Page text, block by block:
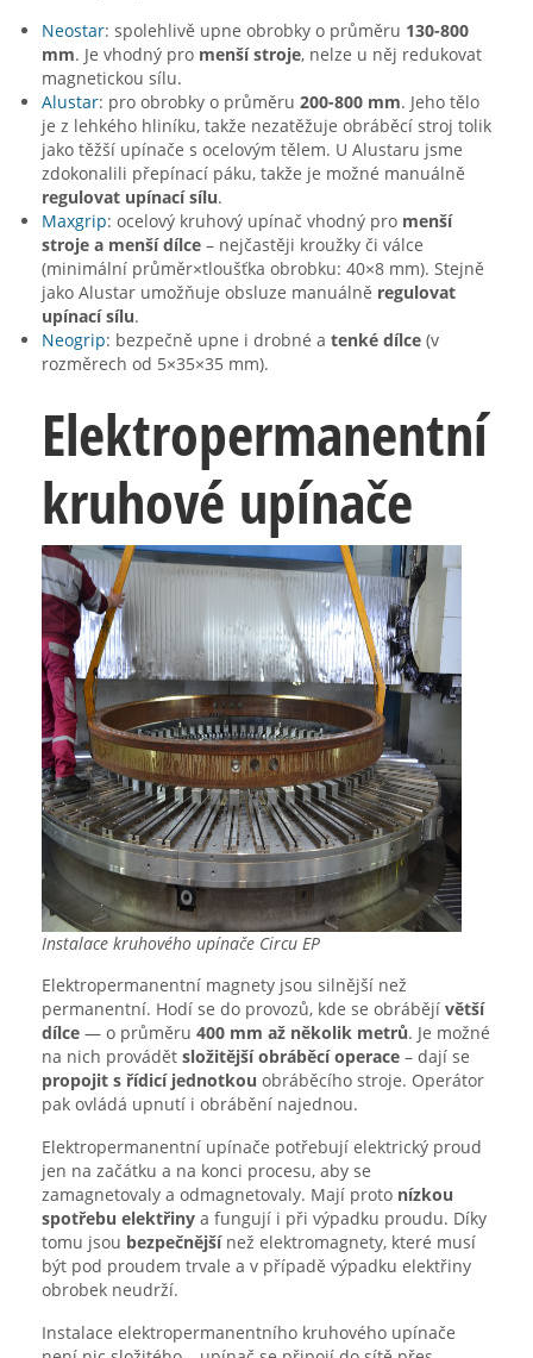
Neostar: spolehlivě upne obrobky o průměru 130-800
mm. Je vhodný pro menší stroje, nelze u něj redukovat
magnetickou sílu.
Alustar: pro obrobky o průměru 200-800 mm. Jeho tělo
je z lehkého hliníku, takže nezatěžuje obráběcí stroj tolik
jako těžší upínače s ocelovým tělem. U Alustaru jsme
zdokonalili přepínací páku, takže je možné manuálně
regulovat upínací sílu.
Maxgrip: ocelový kruhový upínač vhodný pro menší
stroje a menší dílce – nejčastěji kroužky či válce
(minimální průměr×tloušťka obrobku: 40×8 mm). Stejně
jako Alustar umožňuje obsluze manuálně regulovat
upínací sílu.
Neogrip: bezpečně upne i drobné a tenké dílce (v
rozměrech od 5×35×35 mm).
Elektropermanentní
kruhové upínače
Instalace kruhového upínače Circu EP
Elektropermanentní magnety jsou silnější než
permanentní. Hodí se do provozů, kde se obrábějí větší
dílce — o průměru 400 mm až několik metrů. Je možné
na nich provádět složitější obráběcí operace – dají se
propojit s řídicí jednotkou obráběcího stroje. Operátor
pak ovládá upnutí i obrábění najednou.
Elektropermanentní upínače potřebují elektrický proud
jen na začátku a na konci procesu, aby se
zamagnetovaly a odmagnetovaly. Mají proto nízkou
spotřebu elektřiny a fungují i při výpadku proudu. Díky
tomu jsou bezpečnější než elektromagnety, které musí
být pod proudem trvale a v případě výpadku elektřiny
obrobek neudrží.
Instalace elektropermanentního kruhového upínače